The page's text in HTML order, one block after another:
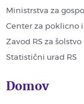
Ministrstva za
Center za poklicno
Zavod RS za šolstvo
Statistični urad RS
Domov